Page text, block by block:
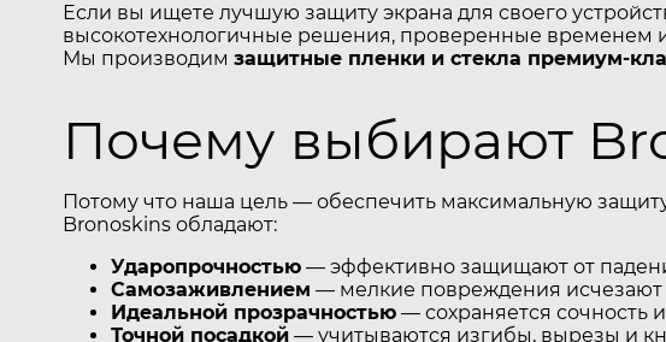
Если вы ищете лучшую защиту экрана для своего
высокотехнологичные решения, проверенные временем
Мы производим защитные пленки и стекла премиум-
Почему выбирают
Потому что наша цель — обеспечить максимальную
Bronoskins обладают:
Ударопрочностью — эффективно защищают от
Самозаживлением — мелкие повреждения исчезают
Идеальной прозрачностью — сохраняется сочность
Точной посадкой — учитываются изгибы, вырезы и